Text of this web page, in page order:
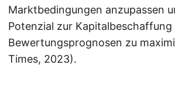
Marktbedingungen anzupassen
Potenzial zur Kapitalbeschaffung
Bewertungsprognosen zu
Times, 2023).